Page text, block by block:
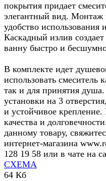
покрытия придает
элегантный вид. Монтаж
удобство использования
Каскадный излив
ванну быстро и
В комплекте идет
использовать смеситель
так и для принятия
установки на 3
и устойчивое крепление.
качества и
данному товару,
интернет-магазина
128 19 58 или в чате на
СХЕМА
64 Кб